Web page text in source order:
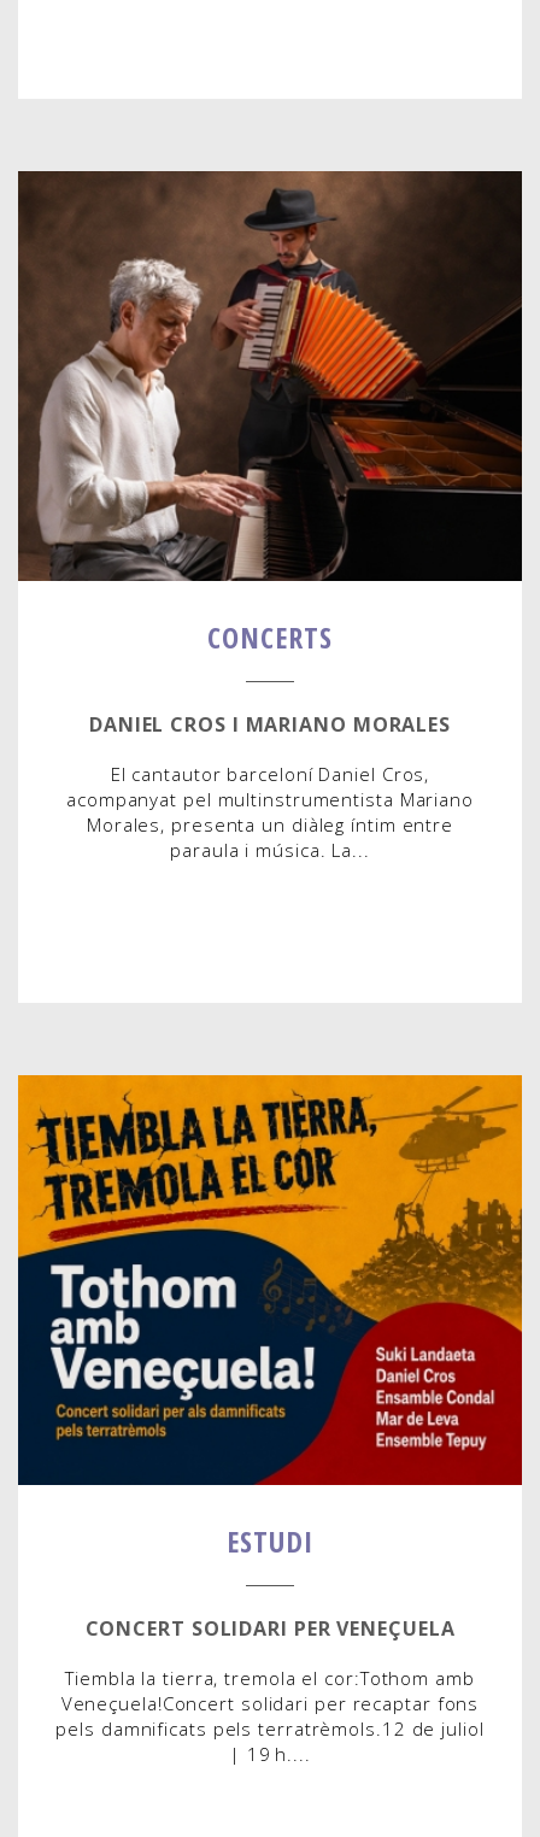
CONCERTS
DANIEL CROS I MARIANO MORALES
El cantautor barceloní Daniel Cros,
acompanyat pel multinstrumentista Mariano
Morales, presenta un diàleg íntim entre
paraula i música. La...
ESTUDI
CONCERT SOLIDARI PER VENEÇUELA
Tiembla la tierra, tremola el cor:Tothom amb
Veneçuela!Concert solidari per recaptar fons
pels damnificats pels terratrèmols.12 de juliol
| 19 h....